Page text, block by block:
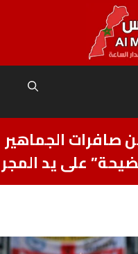
صافرات الجماهير
على يد المجر